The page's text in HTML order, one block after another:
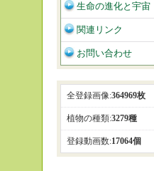
生命の進化と宇宙
関連リンク
お問い合わせ
全登録画像:364969枚
植物の種類:3279種
登録動画数:17064個